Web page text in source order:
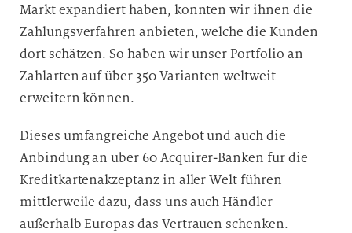
Markt expandiert haben, konnten wir ihnen die
Zahlungsverfahren anbieten, welche die Kunden
dort schätzen. So haben wir unser Portfolio an
Zahlarten auf über 350 Varianten weltweit
erweitern können.
Dieses umfangreiche Angebot und auch die
Anbindung an über 60 Acquirer-Banken für die
Kreditkartenakzeptanz in aller Welt führen
mittlerweile dazu, dass uns auch Händler
außerhalb Europas das Vertrauen schenken.